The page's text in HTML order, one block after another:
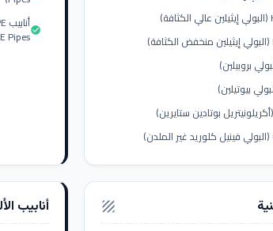
Pipes)check_circle
texture أنابيب